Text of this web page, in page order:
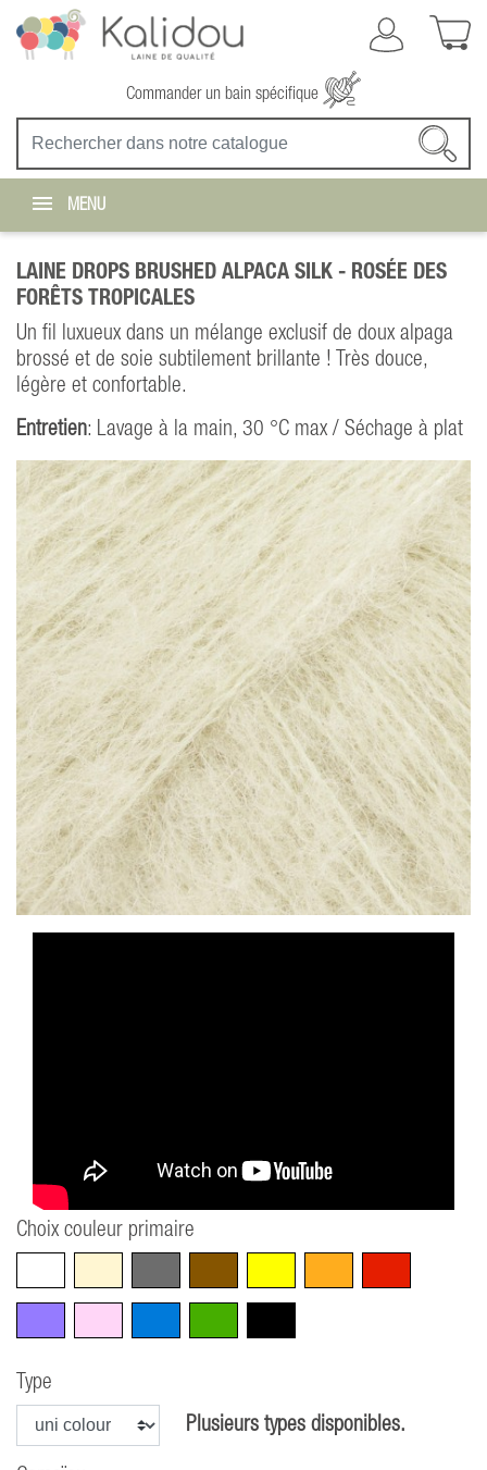
Commander un bain spécifique
MENU
LAINE DROPS BRUSHED ALPACA SILK - ROSÉE DES
FORÊTS TROPICALES
Un fil luxueux dans un mélange exclusif de doux alpaga
brossé et de soie subtilement brillante ! Très douce,
légère et confortable.
Entretien: Lavage à la main, 30 °C max / Séchage à plat
Choix couleur primaire
Type
Plusieurs types disponibles.